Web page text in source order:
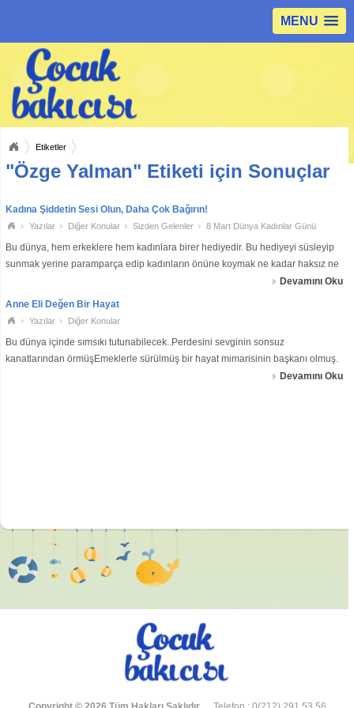
MENU
Etiketler
"Özge Yalman" Etiketi için Sonuçlar
Kadına Şiddetin Sesi Olun, Daha Çok Bağırın!
Yazılar Diğer Konular Sizden Gelenler 8 Mart Dünya Kadınlar Günü
Bu dünya, hem erkeklere hem kadınlara birer hediyedir. Bu hediyeyi süsleyip
sunmak yerine paramparça edip kadınların önüne koymak ne kadar haksız ne
kadar berbat. Fakat bu durum çirkin olduğu kadar da günden güne artmakta,
tepeden tırnağa d
Devamını Oku
Anne Eli Değen Bir Hayat
Yazılar Diğer Konular
Bu dünya içinde sımsıkı tutunabilecek..Perdesini sevginin sonsuz
kanatlarından örmüşEmeklerle sürülmüş bir hayat mimarisinin başkanı olmuş.
Evet işte bu tanım anneler için yapıldı. Onları bu dizelere sığdıramayız ilk
Devamını Oku